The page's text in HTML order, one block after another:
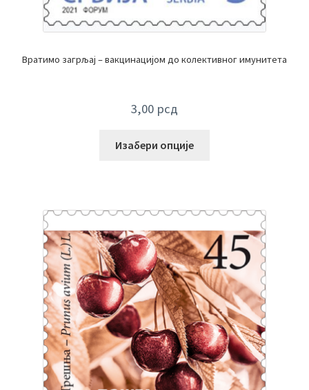
Вратимо загрљај – вакцинацијом до колективног имунитета
3,00 рсд
Изабери опције